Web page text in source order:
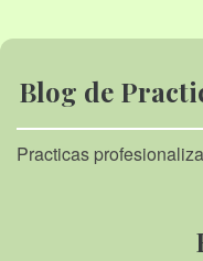
Blog de
Practicas